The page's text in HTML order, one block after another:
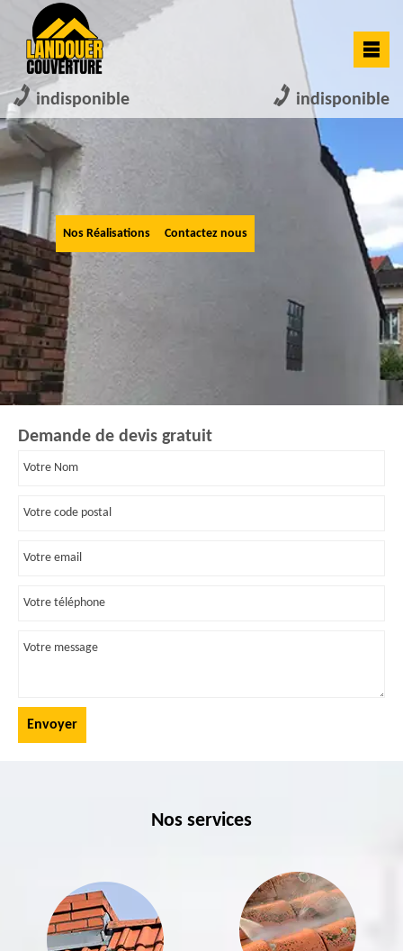
indisponible indisponible
Nos Réalisations Contactez nous
Demande de devis gratuit
Nos services